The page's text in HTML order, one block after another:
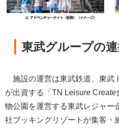
東武グループの
施設の運営は東武鉄道、東武
が出資する「TN Leisure
物公園を運営する東武レジャー
社ブッキングリゾートが集客・